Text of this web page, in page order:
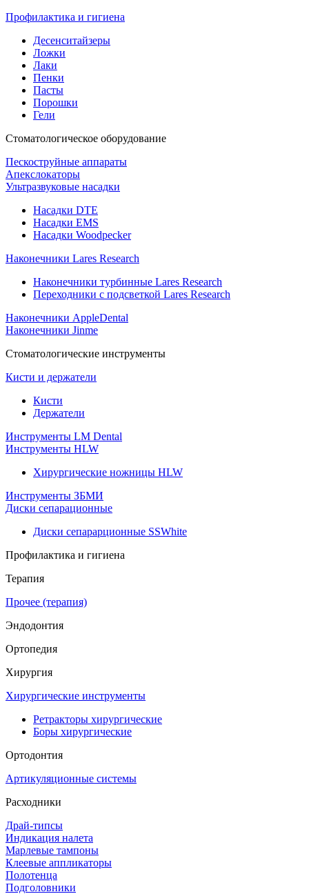
Профилактика и гигиена
Десенситайзеры
Ложки
Лаки
Пенки
Пасты
Порошки
Гели
Стоматологическое оборудование
Пескоструйные аппараты
Апекслокаторы
Ультразвуковые насадки
Насадки DTE
Насадки EMS
Насадки Woodpecker
Наконечники Lares Research
Наконечники турбинные Lares Research
Переходники с подсветкой Lares Research
Наконечники AppleDental
Наконечники Jinme
Стоматологические инструменты
Кисти и держатели
Кисти
Держатели
Инструменты LM Dental
Инструменты HLW
Хирургические ножницы HLW
Инструменты ЗБМИ
Диски сепарационные
Диски сепарарционные SSWhite
Профилактика и гигиена
Терапия
Прочее (терапия)
Эндодонтия
Ортопедия
Хирургия
Хирургические инструменты
Ретракторы хирургические
Боры хирургические
Ортодонтия
Артикуляционные системы
Расходники
Драй-типсы
Индикация налета
Марлевые тампоны
Клеевые аппликаторы
Полотенца
Подголовники